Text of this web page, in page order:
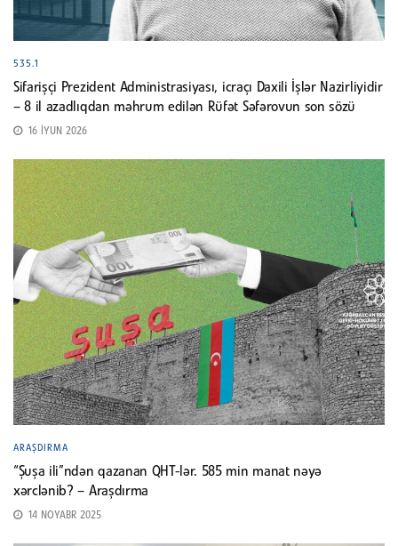
535.1
Sifarişçi Prezident Administrasiyası, icraçı Daxili İşlər Nazirliyidir
– 8 il azadlıqdan məhrum edilən Rüfət Səfərovun son sözü
16 İYUN 2026
ARAŞDIRMA
“Şuşa ili”ndən qazanan QHT-lər. 585 min manat nəyə
xərclənib? – Araşdırma
14 NOYABR 2025